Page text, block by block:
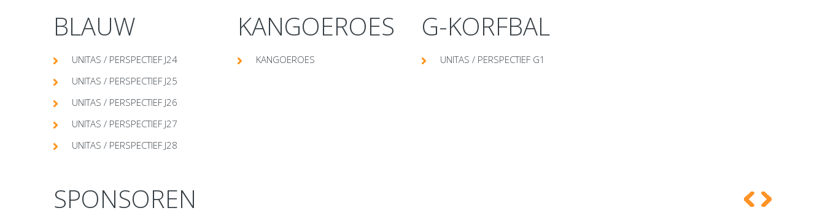
BLAUW
UNITAS / PERSPECTIEF J24
UNITAS / PERSPECTIEF J25
UNITAS / PERSPECTIEF J26
UNITAS / PERSPECTIEF J27
UNITAS / PERSPECTIEF J28
KANGOEROES
KANGOEROES
G-KORFBAL
UNITAS / PERSPECTIEF G1
SPONSOREN
prevnext